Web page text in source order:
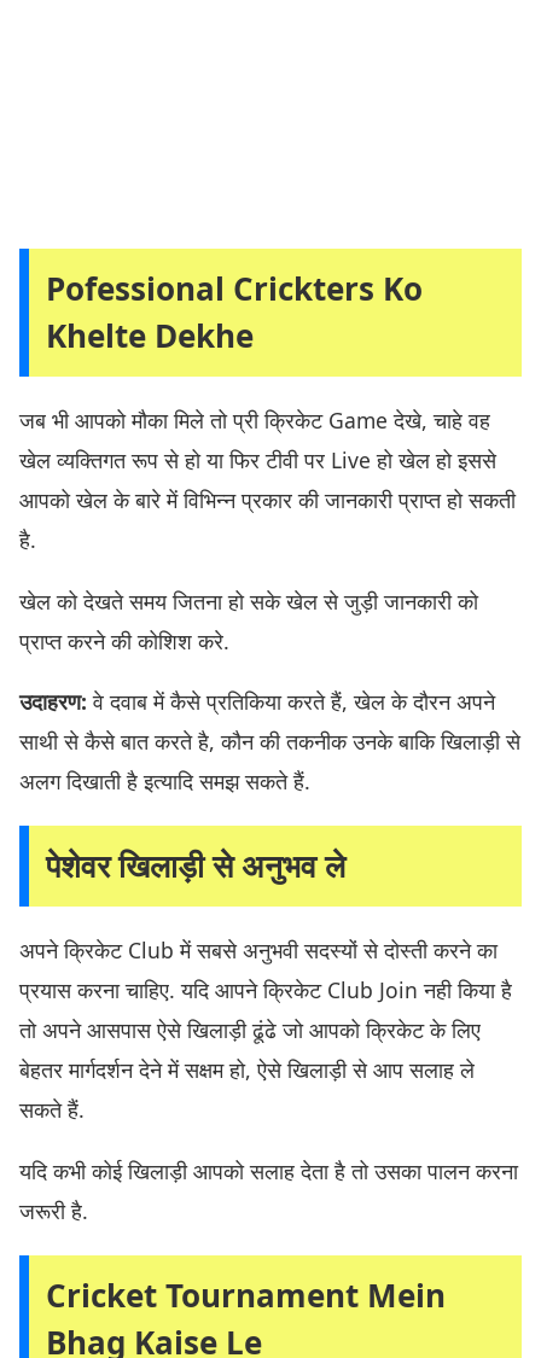
Pofessional Crickters Ko
Khelte Dekhe
जब भी आपको मौका मिले तो प्री क्रिकेट Game देखे, चाहे वह
खेल व्यक्तिगत रूप से हो या फिर टीवी पर Live हो खेल हो इससे
आपको खेल के बारे में विभिन्न प्रकार की जानकारी प्राप्त हो सकती
है.
खेल को देखते समय जितना हो सके खेल से जुड़ी जानकारी को
प्राप्त करने की कोशिश करे.
उदाहरण: वे दवाब में कैसे प्रतिकिया करते हैं, खेल के दौरन अपने
साथी से कैसे बात करते है, कौन की तकनीक उनके बाकि खिलाड़ी से
अलग दिखाती है इत्यादि समझ सकते हैं.
पेशेवर खिलाड़ी से अनुभव ले
अपने क्रिकेट Club में सबसे अनुभवी सदस्यों से दोस्ती करने का
प्रयास करना चाहिए. यदि आपने क्रिकेट Club Join नही किया है
तो अपने आसपास ऐसे खिलाड़ी ढूंढे जो आपको क्रिकेट के लिए
बेहतर मार्गदर्शन देने में सक्षम हो, ऐसे खिलाड़ी से आप सलाह ले
सकते हैं.
यदि कभी कोई खिलाड़ी आपको सलाह देता है तो उसका पालन करना
जरूरी है.
Cricket Tournament Mein
Bhag Kaise Le